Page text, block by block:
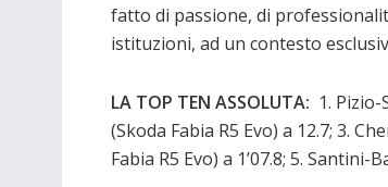
fatto di passione, di
istituzioni, ad un contesto
LA TOP TEN ASSOLUTA: 1.
(Skoda Fabia R5 Evo) a 12.7; 3.
Fabia R5 Evo) a 1’07.8; 5. Santini-